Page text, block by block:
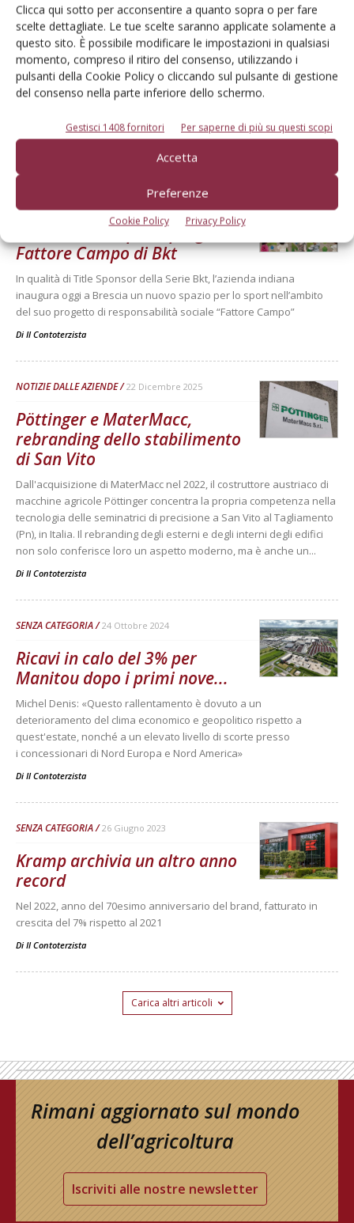
Clicca qui sotto per acconsentire a quanto sopra o per fare
scelte dettagliate. Le tue scelte saranno applicate solamente a
questo sito. È possibile modificare le impostazioni in qualsiasi
momento, compreso il ritiro del consenso, utilizzando i
pulsanti della Cookie Policy o cliccando sul pulsante di gestione
del consenso nella parte inferiore dello schermo.
Gestisci 1408 fornitori Per saperne di più su questi scopi
Accetta
Preferenze
Cookie Policy Privacy Policy
SENZA CATEGORIA 22 Maggio 2026
Confai Mantova: poco diffusa
l’innovazione in agricoltura
Marco Speziali: «Solo il 15% della Sau mantovana è gestito
fertilità del suolo e nessuno analizza la tessitura del terreno»
30 Aprile 2026
Sesta edizione per il progetto
Fattore Campo di Bkt
In qualità di Title Sponsor della Serie Bkt, l’azienda indiana
inaugura oggi a Brescia un nuovo spazio per lo sport nell’ambito
del suo progetto di responsabilità sociale “Fattore Campo”
Di Il Contoterzista
NOTIZIE DALLE AZIENDE 22 Dicembre 2025
Pöttinger e MaterMacc,
rebranding dello stabilimento
di San Vito
Dall'acquisizione di MaterMacc nel 2022, il costruttore austriaco di
macchine agricole Pöttinger concentra la propria competenza nella
tecnologia delle seminatrici di precisione a San Vito al Tagliamento
(Pn), in Italia. Il rebranding degli esterni e degli interni degli edifici
non solo conferisce loro un aspetto moderno, ma è anche un...
Di Il Contoterzista
SENZA CATEGORIA 24 Ottobre 2024
Ricavi in calo del 3% per
Manitou dopo i primi nove...
Michel Denis: «Questo rallentamento è dovuto a un
deterioramento del clima economico e geopolitico rispetto a
quest'estate, nonché a un elevato livello di scorte presso
i concessionari di Nord Europa e Nord America»
Di Il Contoterzista
SENZA CATEGORIA 26 Giugno 2023
Kramp archivia un altro anno
record
Nel 2022, anno del 70esimo anniversario del brand, fatturato in
crescita del 7% rispetto al 2021
Di Il Contoterzista
Carica altri articoli
Rimani aggiornato sul mondo
dell’agricoltura
Iscriviti alle nostre newsletter